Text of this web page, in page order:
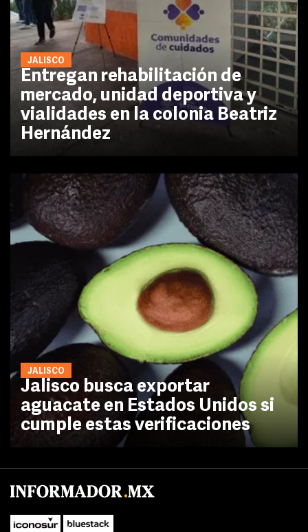
JALISCO
Entregan rehabilitación de
mercado, unidad deportiva y
vialidades en la colonia Beatriz
Hernández
JALISCO
Jalisco busca exportar
aguacate en Estados Unidos si
cumple estas verificaciones